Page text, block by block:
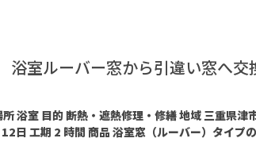
浴室ルーバー窓から引違い窓へ
浴室 目的 断熱・遮熱修理・修繕 地域 三重県津
日 工期 2 時間 商品 浴室窓（ルーバー）タイプ